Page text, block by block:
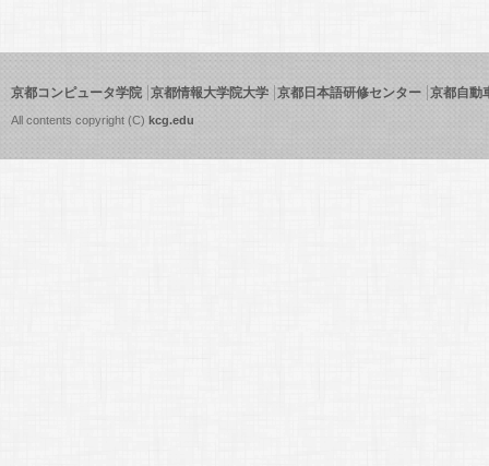
京都コンピュータ学院 京都情報大学院大学 京都日本語研修センター 京都自動
All contents copyright (C) kcg.edu